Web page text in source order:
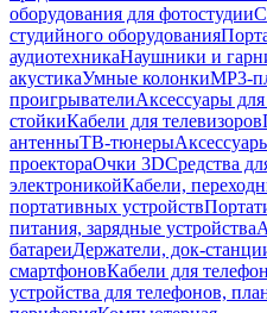
оборудования для фотостудии
студийного оборудования
аудиотехникаНаушники и
акустикаУмные колонкиMP3-
проигрывателиАксессуары для
стойкиКабели для телевизоров
антенныТВ-тюнеры
проектораОчки 3DСредства
электроникойКабели,
портативных устройств
питания, зарядные устройства
батареиДержатели, док-
смартфоновКабели для
устройства для телефонов,